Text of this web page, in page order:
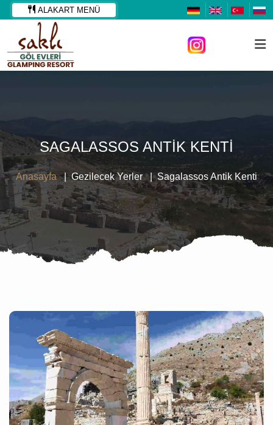
ALAKART MENÜ
SAGALASSOS ANTIK KENTI
Anasayfa Gezilecek Yerler Sagalassos Antik Kenti